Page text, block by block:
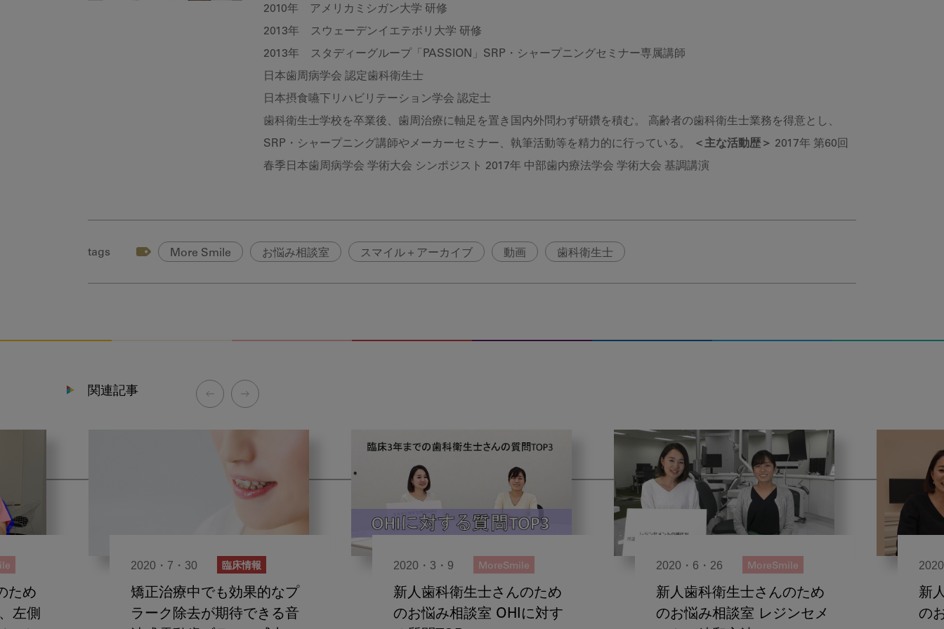
2010年 アメリカミシガン大学 研修
2013年 スウェーデンイエテボリ大学 研修
2013年 スタディーグループ「PASSION」SRP・シャープニングセミナー専属講師
日本歯周病学会 認定歯科衛生士
日本摂食嚥下リハビリテーション学会 認定士
歯科衛生士学校を卒業後、歯周治療に軸足を置き国内外問わず研鑽を積む。 高齢者の歯科衛生士業務を得意とし、
SRP・シャープニング講師やメーカーセミナー、執筆活動等を精力的に行っている。
＜主な活動歴＞ 2017年 第60回
春季日本歯周病学会 学術大会 シンポジスト 2017年 中部歯内療法学会 学術大会 基調講演
tags More Smile お悩み相談室 スマイル＋アーカイブ 動画 歯科衛生士
関連記事
ため
左側
2020・7・30 臨床情報
矯正治療中でも効果的なプ
ラーク除去が期待できる音
2020・3・9 MoreSmile
新人歯科衛生士さんのため
のお悩み相談室 OHIに対す
2020・6・26 MoreSmile
新人歯科衛生士さんのため
のお悩み相談室 レジンセメ
新
の